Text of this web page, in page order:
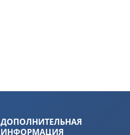
ДОПОЛНИТЕЛЬНАЯ
ИНФОРМАЦИЯ